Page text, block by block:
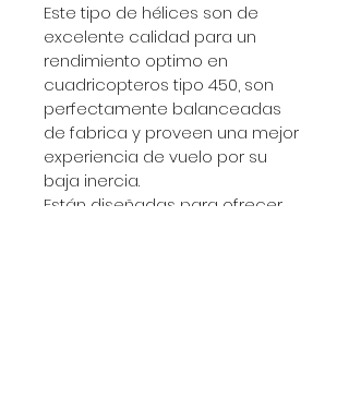
Este tipo de hélices son de
excelente calidad para un
rendimiento optimo en
cuadricopteros tipo 450, son
perfectamente balanceadas
de fabrica y proveen una mejor
experiencia de vuelo por su
baja inercia.
Están diseñadas para ofrecer